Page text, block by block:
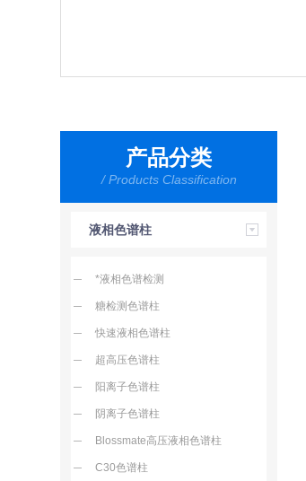
产品分类
/ Products Classification
液相色谱柱
*液相色谱检测
糖检测色谱柱
快速液相色谱柱
超高压色谱柱
阳离子色谱柱
阴离子色谱柱
Blossmate高压液相色谱柱
C30色谱柱